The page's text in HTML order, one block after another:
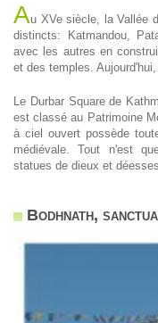
Au XVe siècle, la Vallée
distincts: Katmandou,
avec les autres en
et des temples.
Le Durbar Square de
est classé au Patrimoine
à ciel ouvert possède
médiévale. Tout n'est
statues de dieux et
Bodhnath,